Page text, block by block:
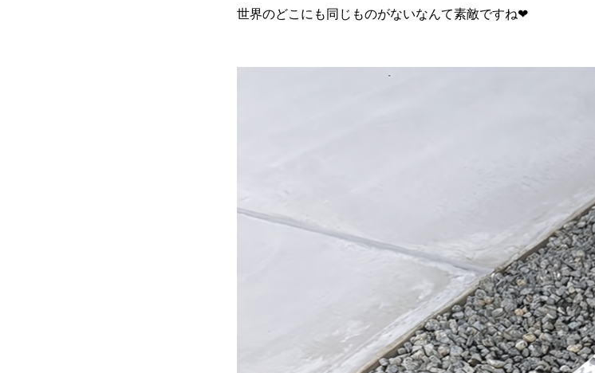
世界のどこにも同じものがないなんて素敵ですね❤︎